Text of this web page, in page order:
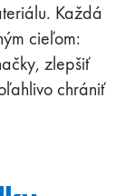
Každá
cieľom:
zlepšiť
chrániť